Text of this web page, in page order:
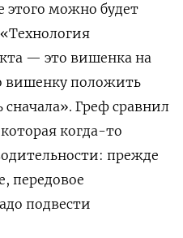
этого можно будет
— это вишенка на
вишенку положить
сначала». Греф сравнил
когда-то
прежде
передовое
подвести